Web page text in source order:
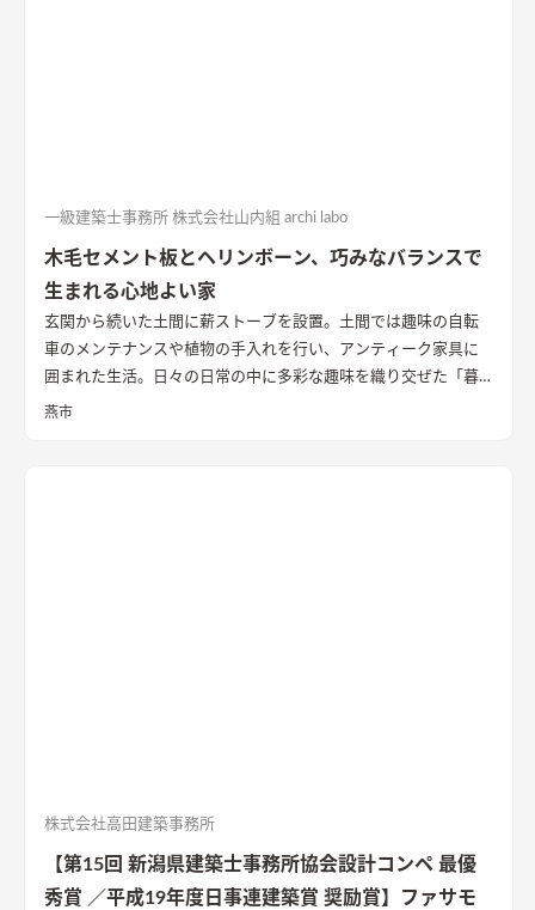
一緒に素材を検索しながら造作洗面や和室の床の間をつくって
かかった時間は打ち合わせから引き渡しまで約1年。 コロナの影
響で予定よりも遅れてしまいましたが、とても素晴らしい住ま
いが出来上がりました！ 住まわれた後に感想を聞いてみたとこ
ろ「温度や湿度、換気がよくとても快適です」とご感想をいた
だきました。 弊社としてもお客様のこだわり＋αの良い家づくり
ができたと思います！
一級建築士事務所 株式会社山内組 archi labo
木毛セメント板とヘリンボーン、巧みなバランスで
生まれる心地よい家
玄関から続いた土間に薪ストーブを設置。土間では趣味の自転
車のメンテナンスや植物の手入れを行い、アンティーク家具に
囲まれた生活。日々の日常の中に多彩な趣味を織り交ぜた「暮
らしを楽しめる」一邸。
燕市
株式会社高田建築事務所
【第15回 新潟県建築士事務所協会設計コンペ 最優
秀賞 ／平成19年度日事連建築賞 奨励賞】ファサモ